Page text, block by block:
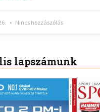
Nincs hozzászólás
lapszámunk